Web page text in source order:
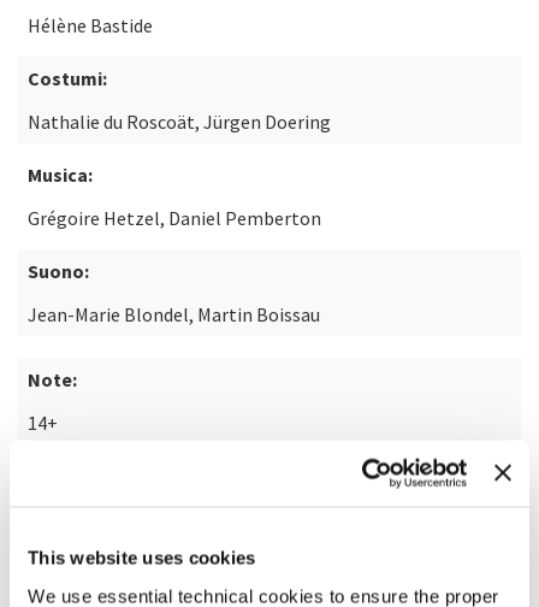
This website uses cookies
We use essential technical cookies to ensure the proper
Hélène Bastide
Costumi:
Nathalie du Roscoät, Jürgen Doering
Musica:
Grégoire Hetzel, Daniel Pemberton
Suono:
Jean-Marie Blondel, Martin Boissau
Note:
14+